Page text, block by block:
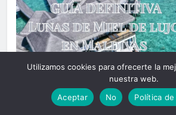
Utilizamos cookies para ofrecerte la
nuestra web.
Aceptar
No Política